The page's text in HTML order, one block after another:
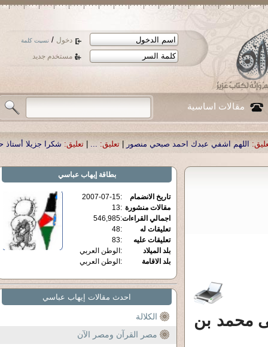
دخول / نسيت كلمة
مستخدم جديد
مقالات اساسية
صبحي منصور |تعليق: ...
| تعليق: شكرا جزيلا أستاذ حمد الحمد .أكرمكم الله . |
محمد بن
بطاقة إيهاب عباسي
تاريخ الانضمام :
2007-07-15
مقالات منشورة :
13
اجمالي القراءات:
546,985
تعليقات له
:
48
تعليقات عليه
:
83
بلد الميلاد
: الوطن العربي
بلد الاقامة
: الوطن العربي
احدث مقالات إيهاب عباسي
الكلالة
مصر القرآن ومصر الآن